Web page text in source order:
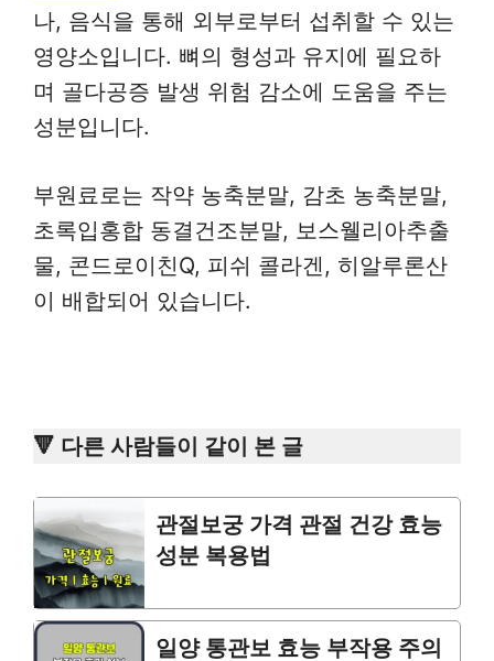
나, 음식을 통해 외부로부터 섭취할 수 있는
영양소입니다. 뼈의 형성과 유지에 필요하
며 골다공증 발생 위험 감소에 도움을 주는
성분입니다.
부원료로는 작약 농축분말, 감초 농축분말,
초록입홍합 동결건조분말, 보스웰리아추출
물, 콘드로이친Q, 피쉬 콜라겐, 히알루론산
이 배합되어 있습니다.
🔻 다른 사람들이 같이 본 글
관절보궁 가격 관절 건강 효능
성분 복용법
일양 통관보 효능 부작용 주의